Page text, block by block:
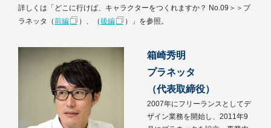
詳しくは「どこに行けば、キャラクターをつくれますか？ No.09＞＞プ
ラネッタ（前編 ）、（後編 ）」を参照。
箱崎秀明
プラネッタ
（代表取締役）
2007年にフリーランスとしてデ
ザイン業務を開始し、2011年9